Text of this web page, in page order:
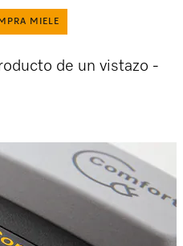
MIELE
de un vistazo -